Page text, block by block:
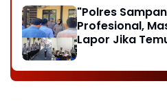
"Polres
Profesional,
Lapor Jika